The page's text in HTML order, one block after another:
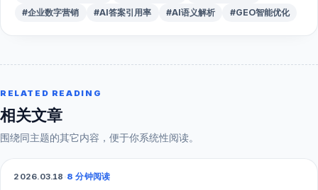
#企业数字营销
#AI答案引用率 #AI语义解析 #GEO智能优化
RELATED READING
相关文章
围绕同主题的其它内容，便于你系统性阅读。
GEO
2026.03.18 ·8 分钟阅读